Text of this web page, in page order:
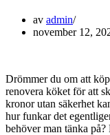
av admin
november 12,
Drömmer du om att
renovera köket för att
kronor utan säkerhet
hur funkar det
behöver man tänka